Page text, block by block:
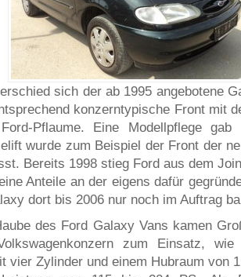
sich der ab 1995 angebotene
konzerntypische Front mit
Pflaume. Eine Modellpflege
wurde zum Beispiel der Front der
Bereits 1998 stieg Ford aus dem
Anteile an der eigens dafür
dort bis 2006 nur noch im Auftrag
des Ford Galaxy Vans kamen
zum Einsatz,
vier Zylinder und einem Hubraum von